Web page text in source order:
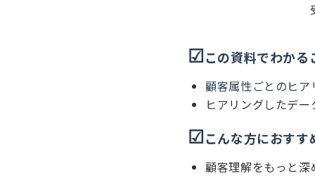
☑︎この資料でわかる
顧客属性ごとのヒア
ヒアリングしたデ
☑︎こんな方におすす
顧客理解をもっと深